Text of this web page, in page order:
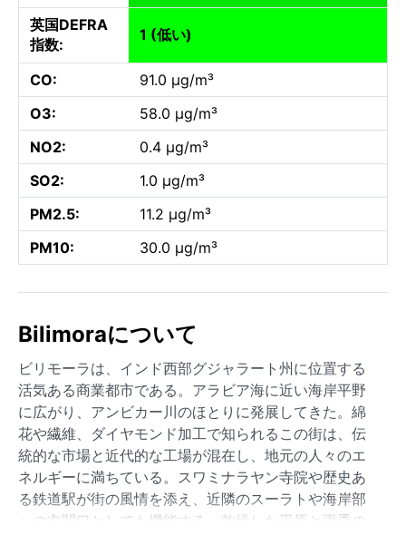
英国DEFRA
指数:
1 (低い)
CO:
91.0 µg/m³
O3:
58.0 µg/m³
NO2:
0.4 µg/m³
SO2:
1.0 µg/m³
PM2.5:
11.2 µg/m³
PM10:
30.0 µg/m³
Bilimoraについて
ビリモーラは、インド西部グジャラート州に位置する
活気ある商業都市である。アラビア海に近い海岸平野
に広がり、アンビカー川のほとりに発展してきた。綿
花や繊維、ダイヤモンド加工で知られるこの街は、伝
統的な市場と近代的な工場が混在し、地元の人々のエ
ネルギーに満ちている。スワミナラヤン寺院や歴史あ
る鉄道駅が街の風情を添え、近隣のスーラトや海岸部
への玄関口としても機能する。乾燥した平原と雨季の